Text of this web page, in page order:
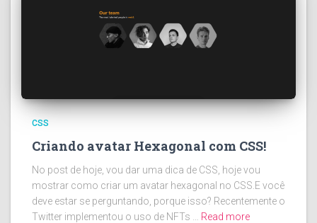
CSS
Criando avatar Hexagonal com CSS!
No post de hoje, vou dar uma dica de CSS, hoje vou
mostrar como criar um avatar hexagonal no CSS.E você
deve estar se perguntando, porque isso? Recentemente o
Twitter implementou o uso de NFTs … Read more